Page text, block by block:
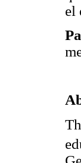
el